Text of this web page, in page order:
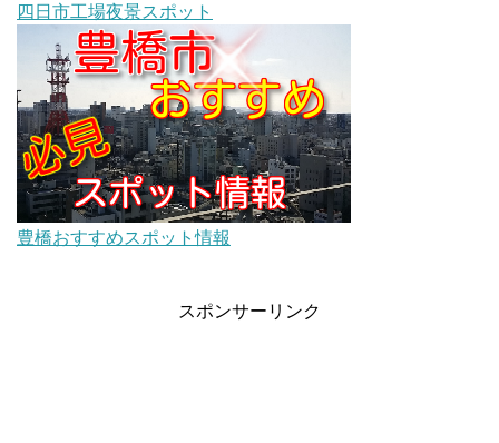
四日市工場夜景スポット
豊橋おすすめスポット情報
スポンサーリンク